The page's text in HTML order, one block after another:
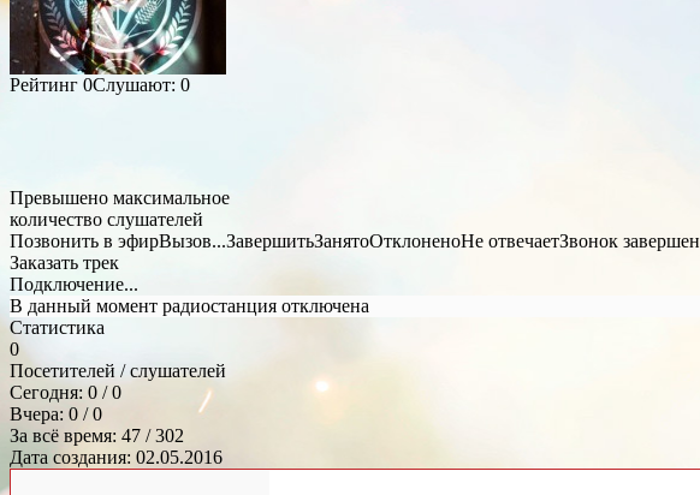
Рейтинг 0Слушают: 0
Превышено максимальное
количество слушателей
Позвонить в эфирВызов...ЗавершитьЗанятоОтклоненоНе отвечаетЗвонок завершен
Заказать трек
Подключение...
В данный момент радиостанция отключена
Статистика
0
Посетителей / слушателей
Сегодня: 0 / 0
Вчера: 0 / 0
За всё время: 47 / 302
Дата создания: 02.05.2016